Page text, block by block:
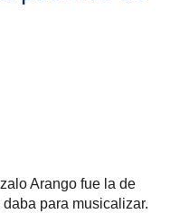
Arango fue la de
para musicalizar.